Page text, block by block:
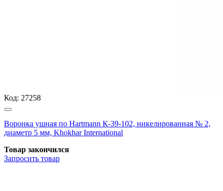
Код: 27258
Воронка ушная по Hartmann К-39-102, никелированная № 2,
диаметр 5 мм, Khokhar International
Товар закончился
Запросить товар